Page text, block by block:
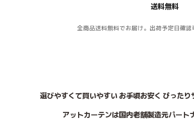
送料無料
全商品送料無料でお届け。出荷予定日確認
選びやすくて買いやすい お手頃お安く ぴった
アットカーテンは国内老舗製造元パート